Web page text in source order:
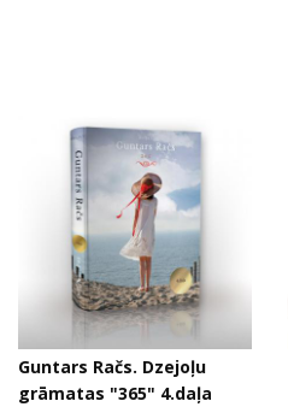
Guntars Račs. Dzejoļu
grāmatas "365" 4.daļa